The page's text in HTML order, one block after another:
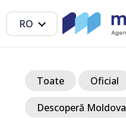
RO
Toate Oficial
Descoperă Moldova